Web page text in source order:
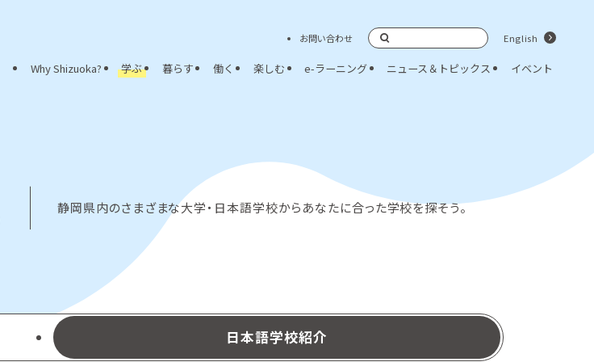
Why Shizuoka? 学ぶ 暮らす 働く 楽しむ e-ラーニング ニュース＆トピックス イベント
お問い合わせ English
静岡県内のさまざまな大学・日本語学校からあなたに合った学校を探そう。
日本語学校紹介